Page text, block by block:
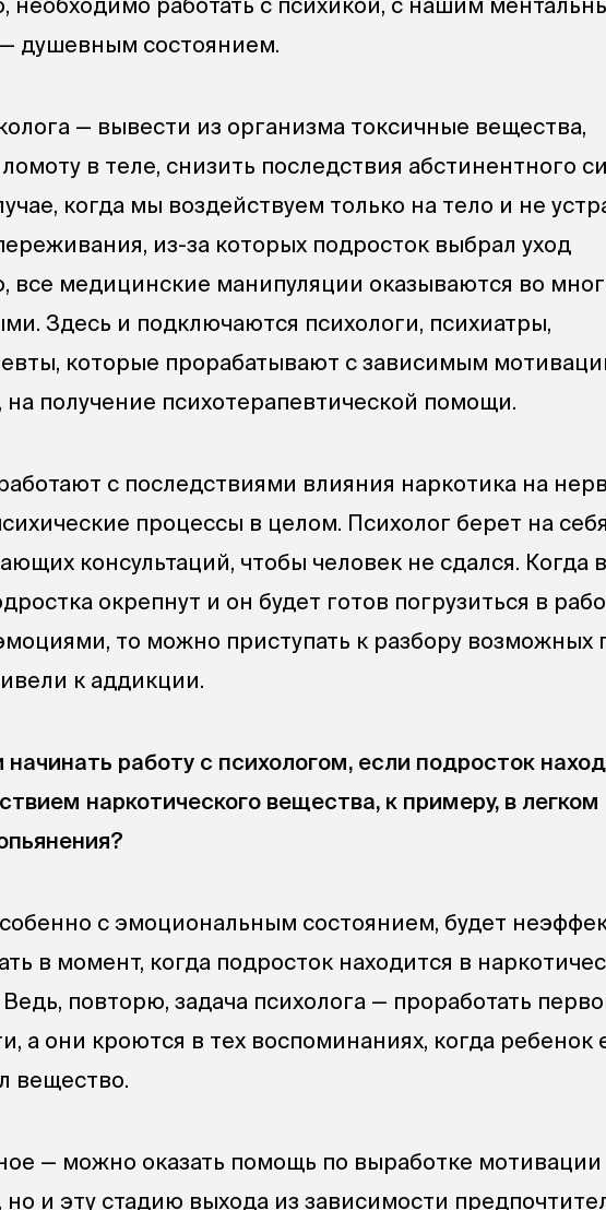
душевным состоянием.
— вывести из организма токсичные вещества,
в теле, снизить последствия абстинентного
когда мы воздействуем только на тело и не
из-за которых подросток выбрал уход
все медицинские манипуляции оказываются во
Здесь и подключаются психологи, психиатры,
которые прорабатывают с зависимым
на получение психотерапевтической помощи.
с последствиями влияния наркотика на
процессы в целом. Психолог берет на
консультаций, чтобы человек не сдался. Когда
окрепнут и он будет готов погрузиться в
то можно приступать к разбору возможных
к аддикции.
работу с психологом, если подросток
наркотического вещества, к примеру, в легком
с эмоциональным состоянием, будет
в момент, когда подросток находится в
повторю, задача психолога — проработать
а они кроются в тех воспоминаниях, когда ребенок
вещество.
— можно оказать помощь по выработке мотивации
но и эту стадию выхода из зависимости